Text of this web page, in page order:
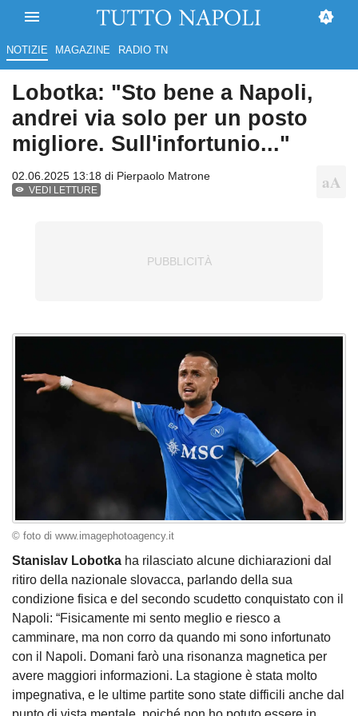
NOTIZIE MAGAZINE RADIO TN
Lobotka: "Sto bene a Napoli,
andrei via solo per un posto
migliore. Sull'infortunio..."
02.06.2025 13:18 di Pierpaolo Matrone
VEDI LETTURE
© foto di www.imagephotoagency.it
Stanislav Lobotka ha rilasciato alcune dichiarazioni dal
ritiro della nazionale slovacca, parlando della sua
condizione fisica e del secondo scudetto conquistato con il
Napoli: “Fisicamente mi sento meglio e riesco a
camminare, ma non corro da quando mi sono infortunato
con il Napoli. Domani farò una risonanza magnetica per
avere maggiori informazioni. La stagione è stata molto
impegnativa, e le ultime partite sono state difficili anche dal